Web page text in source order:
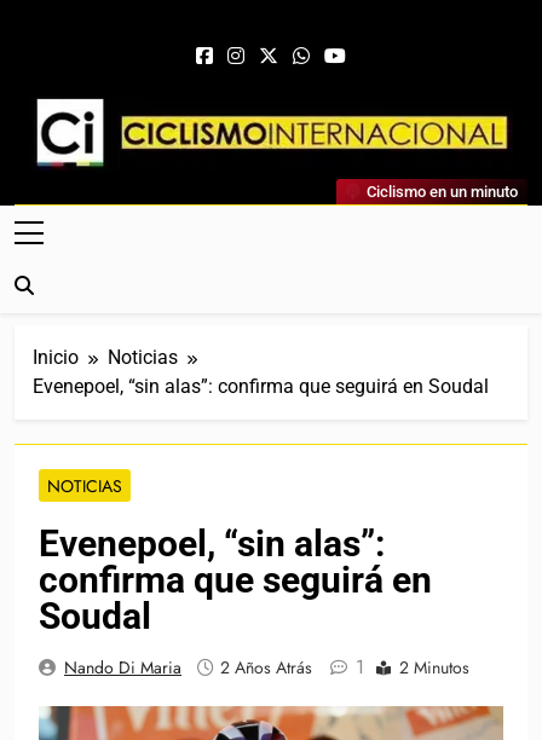
Ciclismo Internacional
Web Dedicada Al Ciclismo Mundial. Entrevistas, Análisis,
Crónicas, Previas Y Más. La Web Ciclista De Referencia.
Ciclismo en un minuto
Inicio
Noticias
Evenepoel, “sin alas”: confirma que seguirá en Soudal
NOTICIAS
Evenepoel, “sin alas”:
confirma que seguirá en
Soudal
Nando Di Maria 2 Años Atrás 1 2 Minutos